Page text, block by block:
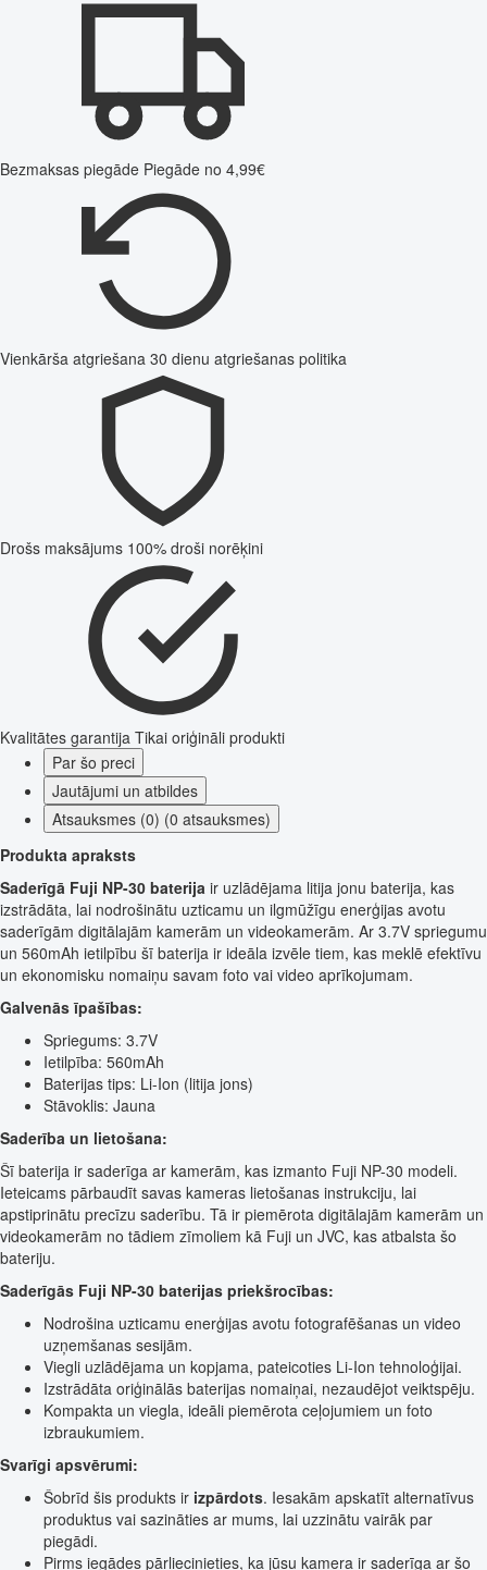
Bezmaksas piegāde Piegāde no 4,99€
Vienkārša atgriešana 30 dienu atgriešanas politika
Drošs maksājums 100% droši norēķini
Kvalitātes garantija Tikai oriģināli produkti
Par šo preci
Jautājumi un atbildes
Atsauksmes (0) (0 atsauksmes)
Produkta apraksts
Saderīgā Fuji NP-30 baterija ir uzlādējama litija jonu baterija, kas
izstrādāta, lai nodrošinātu uzticamu un ilgmūžīgu enerģijas avotu
saderīgām digitālajām kamerām un videokamerām. Ar 3.7V spriegumu
un 560mAh ietilpību šī baterija ir ideāla izvēle tiem, kas meklē efektīvu
un ekonomisku nomaiņu savam foto vai video aprīkojumam.
Galvenās īpašības:
Spriegums: 3.7V
Ietilpība: 560mAh
Baterijas tips: Li-Ion (litija jons)
Stāvoklis: Jauna
Saderība un lietošana:
Šī baterija ir saderīga ar kamerām, kas izmanto Fuji NP-30 modeli.
Ieteicams pārbaudīt savas kameras lietošanas instrukciju, lai
apstiprinātu precīzu saderību. Tā ir piemērota digitālajām kamerām un
videokamerām no tādiem zīmoliem kā Fuji un JVC, kas atbalsta šo
bateriju.
Saderīgās Fuji NP-30 baterijas priekšrocības:
Nodrošina uzticamu enerģijas avotu fotografēšanas un video
uzņemšanas sesijām.
Viegli uzlādējama un kopjama, pateicoties Li-Ion tehnoloģijai.
Izstrādāta oriģinālās baterijas nomaiņai, nezaudējot veiktspēju.
Kompakta un viegla, ideāli piemērota ceļojumiem un foto
izbraukumiem.
Svarīgi apsvērumi:
Šobrīd šis produkts ir izpārdots. Iesakām apskatīt alternatīvus
produktus vai sazināties ar mums, lai uzzinātu vairāk par
piegādi.
Pirms iegādes pārliecinieties, ka jūsu kamera ir saderīga ar šo